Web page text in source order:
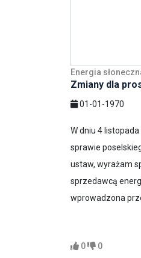
Energia
Zmiany dla
01-01-1970
W dniu 4
sprawie
ustaw, wyrażam
sprzedawcą
wprowadzona
0 0